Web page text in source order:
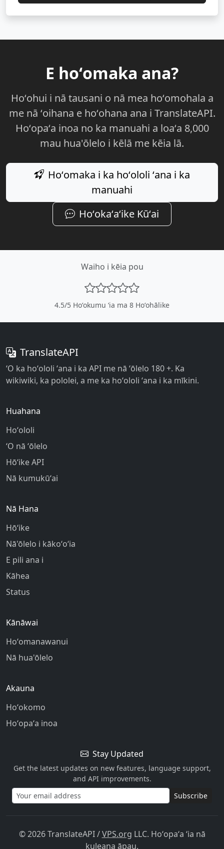
E hoʻomaka ana?
Hoʻohui i nā tausani o nā mea hoʻomohala a
me nā ʻoihana e hoʻohana ana i TranslateAPI.
Hoʻopaʻa inoa no ka manuahi a loaʻa 8,000
mau hua'ōlelo i kēlā me kēia lā.
Hoʻomaka i ka hoʻololi ʻana i ka
manuahi
Hoʻokaʻaʻike Kūʻai
Waiho i kēia pou
4.5/5 Hoʻokumu ʻia ma 8 Hoʻohālike
TranslateAPI
ʻO ka hoʻololi ʻana i ka API me nā ʻōlelo 180 +. Ka
wikiwiki, ka pololei, a me ka hoʻololi ʻana i ka mīkini.
Huahana
Hoʻololi
ʻO nā ʻōlelo
Hōʻike API
Nā kumukūʻai
Nā Hana
Hōʻike
Nā'ōlelo i kākoʻoʻia
E pili ana i
Kāhea
Status
Kānāwai
Hoʻomanawanui
Nā hua'ōlelo
Akauna
Hoʻokomo
Hoʻopaʻa inoa
Stay Updated
Get the latest updates on new features, language support,
and API improvements.
Subscribe
© 2026 TranslateAPI/VPS.org LLC. Hoʻopaʻa ʻia nā
kuleana āpau.